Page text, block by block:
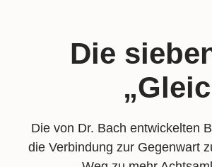
Die
Die von Dr. Bach entwickelten
die Verbindung zur Gegenwart